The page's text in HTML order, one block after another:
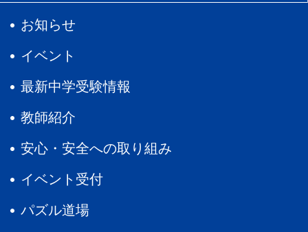
お知らせ
イベント
最新中学受験情報
教師紹介
安心・安全への取り組み
イベント受付
パズル道場